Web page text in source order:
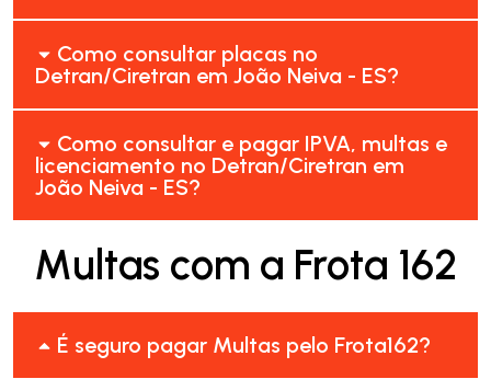
Como consultar placas no
Detran/Ciretran em João Neiva - ES?
Como consultar e pagar IPVA, multas e
licenciamento no Detran/Ciretran em
João Neiva - ES?
Multas com a Frota 162
É seguro pagar Multas pelo Frota162?